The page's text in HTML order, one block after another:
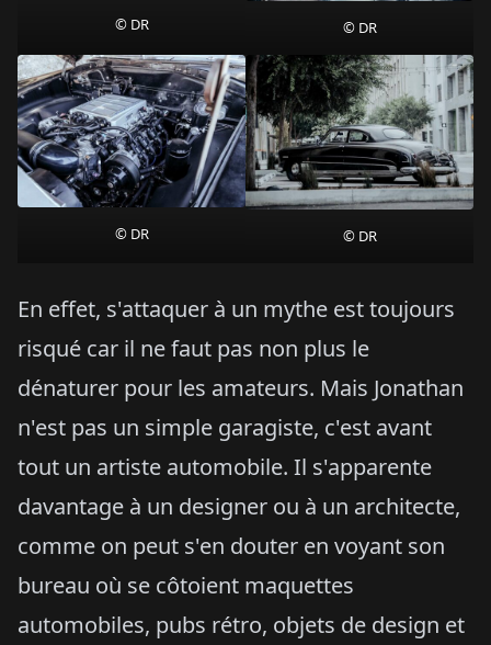
© DR © DR
© DR © DR
En effet, s'attaquer à un mythe est toujours
risqué car il ne faut pas non plus le
dénaturer pour les amateurs. Mais Jonathan
n'est pas un simple garagiste, c'est avant
tout un artiste automobile. Il s'apparente
davantage à un designer ou à un architecte,
comme on peut s'en douter en voyant son
bureau où se côtoient maquettes
automobiles, pubs rétro, objets de design et